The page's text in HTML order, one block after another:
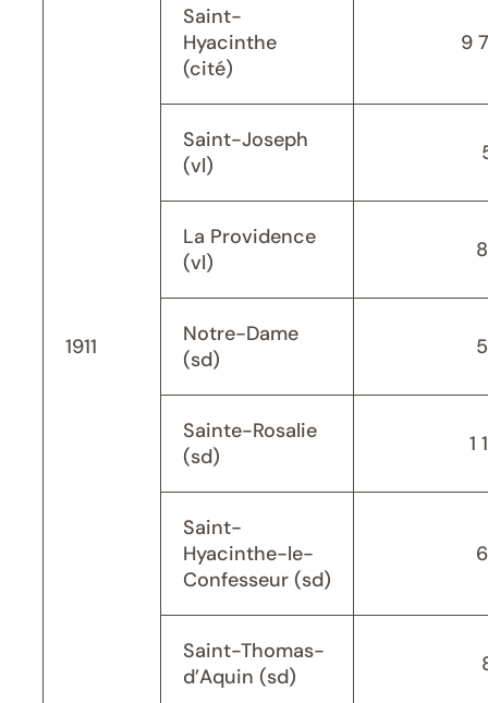
1911
Saint-
Hyacinthe
(cité)
9
Saint-Joseph
(vl)
La Providence
(vl)
Notre-Dame
(sd)
Sainte-Rosalie
(sd)
1
Saint-
Hyacinthe-le-
Confesseur (sd)
Saint-Thomas-
d’Aquin (sd)